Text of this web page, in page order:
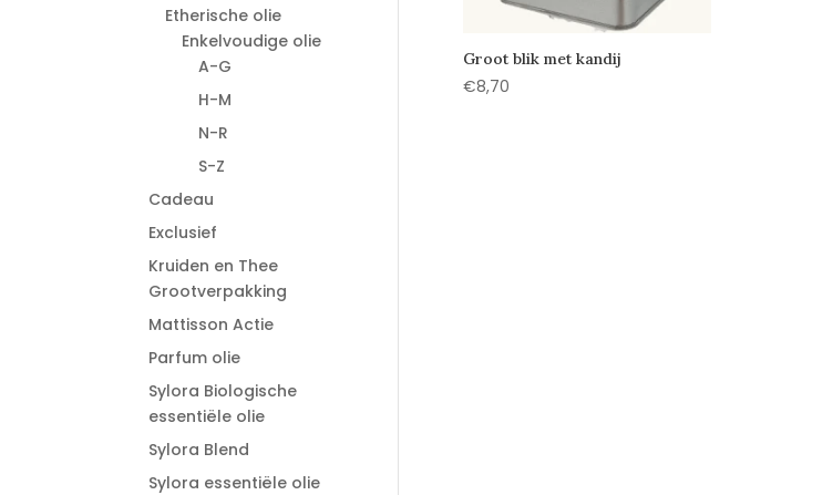
Groot blik met kandij
€8,70
Etherische olie
Enkelvoudige olie
A-G
H-M
N-R
S-Z
Cadeau
Exclusief
Kruiden en Thee
Grootverpakking
Mattisson Actie
Parfum olie
Sylora Biologische
essentiële olie
Sylora Blend
Sylora essentiële olie